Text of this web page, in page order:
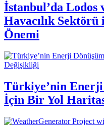
İstanbul’da Lodos
Havacılık Sektörü
Önemi
Değişikliği
Türkiye’nin Enerji
İçin Bir Yol